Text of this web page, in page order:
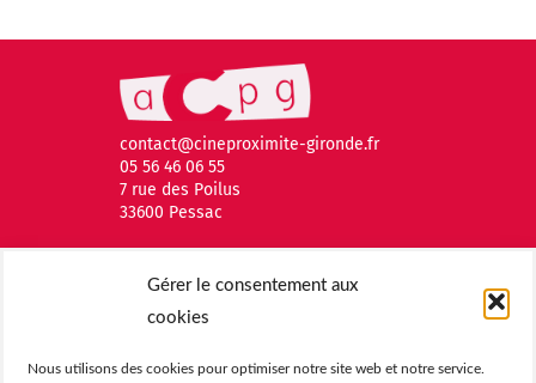
Gérer le consentement aux
cookies
Nous utilisons des cookies pour optimiser notre site web et notre service.
contact@cineproximite-gironde.fr
05 56 46 06 55
7 rue des Poilus
33600 Pessac